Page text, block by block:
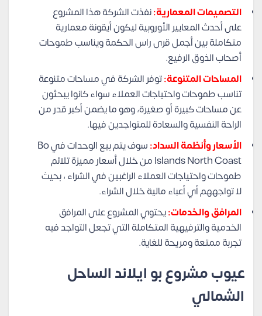
التصميمات المعمارية:نفذت الشركة هذا المشروع
على أحدث المعايير الأوروبية ليكون أيقونة معمارية
متكاملة بين أجمل قرى راس الحكمة ويناسب طموحات
أصحاب الذوق الرفيع.
المساحات المتنوعة:توفر الشركة في مساحات متنوعة
تناسب طموحات واحتياجات العملاء سواء كانوا يبحثون
عن مساحات كبيرة أو صغيرة، وهو ما يضمن أكبر قدر من
الراحة النفسية والسعادة للمتواجدين فيها.
الأسعار وأنظمة السداد:
سوف يتم بيع الوحدات في Bo
Islands North Coast من خلال أسعار مميزة تلائم
طموحات واحتياجات العملاء الراغبين في الشراء ، بحيث
لا تواجههم أي أعباء مالية خلال الشراء.
المرافق والخدمات:يحتوي المشروع على المرافق
الخدمية والترفيهية المتكاملة التي تجعل التواجد فيه
تجربة ممتعة ومريحة للغاية.
عيوب مشروع بو ايلاند الساحل
الشمالي